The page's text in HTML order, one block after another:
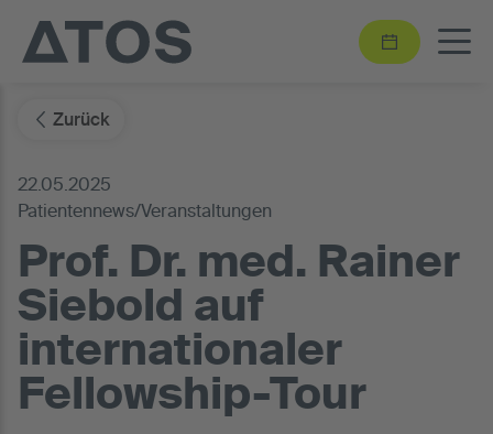
Zurück
22.05.2025
Patientennews/Veranstaltungen
Prof. Dr. med. Rainer
Siebold auf
internationaler
Fellowship-Tour